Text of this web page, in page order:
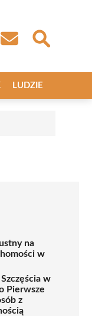
LUDZIE
na
w
w
Pierwsze
z